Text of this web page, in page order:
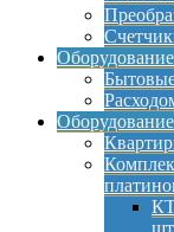
Оборудование